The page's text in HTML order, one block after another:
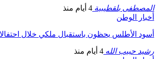
المصطفى بلقطيبية 4 أيام منذ
أخبار الوطن
أسود الأطلس يحظون باستقبال ملكي خلال
رشيد حبيب الله 4 أيام منذ